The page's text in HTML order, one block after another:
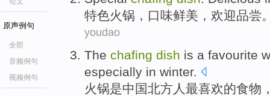
原声例句
全部
音频例句
视频例句
特色火锅 ， 口味鲜美 ， 欢迎品尝
youdao
The chafing dish is a favourite
especially in winter.
火锅是中国北方 人 最喜欢的食物